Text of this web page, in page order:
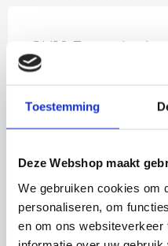
Toestemming
Deze Webshop maakt
We gebruiken cookies om
personaliseren, om
en om ons
GU10
dim to warm